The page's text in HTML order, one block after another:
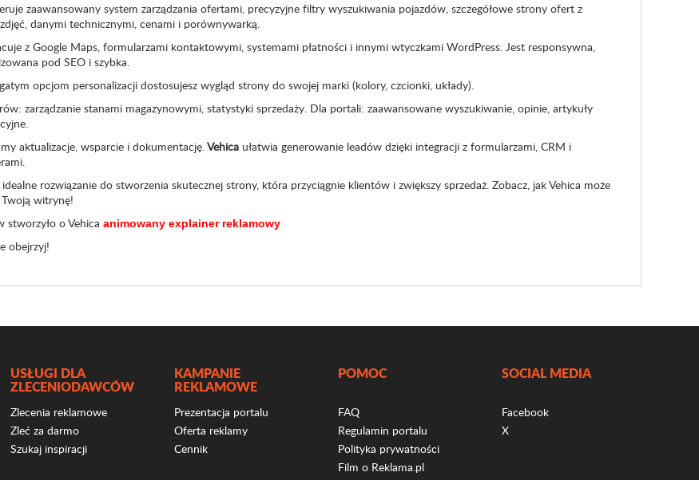
zaawansowany system zarządzania ofertami, precyzyjne filtry wyszukiwania pojazdów, szczegółowe strony ofert z
danymi technicznymi, cenami i porównywarką.
z Google Maps, formularzami kontaktowymi, systemami płatności i innymi wtyczkami WordPress. Jest responsywna,
pod SEO i szybka.
opcjom personalizacji dostosujesz wygląd strony do swojej marki (kolory, czcionki, układy).
zarządzanie stanami magazynowymi, statystyki sprzedaży. Dla portali: zaawansowane wyszukiwanie, opinie, artykuły
aktualizacje, wsparcie i dokumentację.Vehicaułatwia generowanie leadów dzięki integracji z formularzami, CRM i
rozwiązanie do stworzenia skutecznej strony, która przyciągnie klientów i zwiększy sprzedaż. Zobacz, jak Vehica może
witrynę!
stworzyło o Vehica animowany explainer reklamowy
obejrzyj!
USŁUGI DLA
ZLECENIODAWCÓW
Zlecenia reklamowe
Zleć za darmo
Szukaj inspiracji
KAMPANIE
REKLAMOWE
Prezentacja portalu
Oferta reklamy
Cennik
POMOC
FAQ
Regulamin portalu
Polityka prywatności
Film o Reklama.pl
SOCIAL MEDIA
Facebook
X